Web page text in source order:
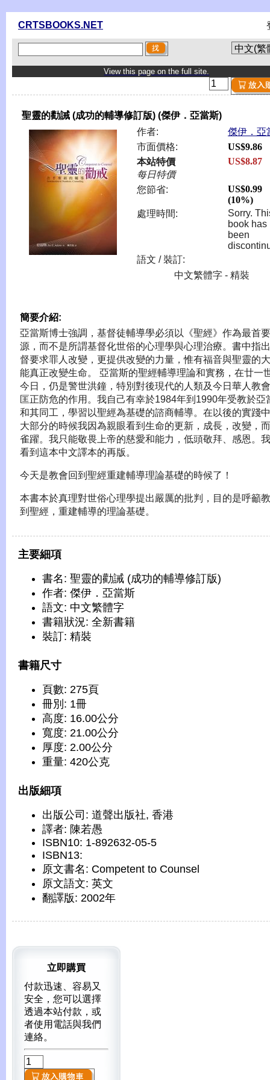
CRTSBOOKS.NET
View this page on the full site.
聖靈的勸誡 (成功的輔導修訂版) (傑伊．亞當斯)
作者:
傑伊．亞
市面價格:
US$9.86
本站特價
每日特價
US$8.87
您節省:
US$0.99
(10%)
處理時間:
Sorry.
book has
been
語文 / 裝訂:
中文繁體字 - 精裝
簡要介紹:
亞當斯博士強調，基督徒輔導學必須以《聖經》作為最首
源，而不是所謂基督化世俗的心理學與心理治療。書中指
督要求罪人改變，更提供改變的力量，惟有福音與聖靈的
能真正改變生命。 亞當斯的聖經輔導理論和實務，在廿一
今日，仍是警世洪鐘，特別對後現代的人類及今日華人教
匡正防危的作用。我自己有幸於1984年到1990年受教於亞
和其同工，學習以聖經為基礎的諮商輔導。在以後的實踐
大部分的時候我因為親眼看到生命的更新，成長，改變，
雀躍。我只能敬畏上帝的慈愛和能力，低頭敬拜、感恩。
看到這本中文譯本的再版。
今天是教會回到聖經重建輔導理論基礎的時候了！
本書本於真理對世俗心理學提出嚴厲的批判，目的是呼籲
到聖經，重建輔導的理論基礎。
主要細項
書名: 聖靈的勸誡 (成功的輔導修訂版)
作者: 傑伊．亞當斯
語文: 中文繁體字
書籍狀況: 全新書籍
裝訂: 精裝
書籍尺寸
頁數: 275頁
冊別: 1冊
高度: 16.00公分
寬度: 21.00公分
厚度: 2.00公分
重量: 420公克
出版細項
出版公司: 道聲出版社, 香港
譯者: 陳若愚
ISBN10: 1-892632-05-5
ISBN13:
原文書名: Competent to Counsel
原文語文: 英文
翻譯版: 2002年
立即購買
付款迅速、容易又
安全，您可以選擇
透過本站付款，或
者使用電話與我們
連絡。